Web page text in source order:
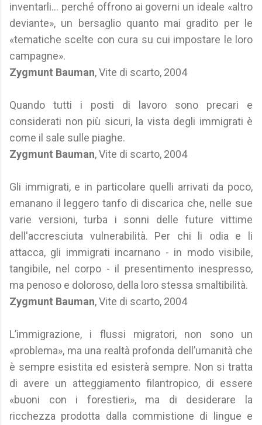
inventarli... perché offrono ai governi un ideale «altro
deviante», un bersaglio quanto mai gradito per le
«tematiche scelte con cura su cui impostare le loro
campagne».
Zygmunt Bauman, Vite di scarto, 2004
Quando tutti i posti di lavoro sono precari e
considerati non più sicuri, la vista degli immigrati è
come il sale sulle piaghe.
Zygmunt Bauman, Vite di scarto, 2004
Gli immigrati, e in particolare quelli arrivati da poco,
emanano il leggero tanfo di discarica che, nelle sue
varie versioni, turba i sonni delle future vittime
dell'accresciuta vulnerabilità. Per chi li odia e li
attacca, gli immigrati incarnano - in modo visibile,
tangibile, nel corpo - il presentimento inespresso,
ma penoso e doloroso, della loro stessa smaltibilità.
Zygmunt Bauman, Vite di scarto, 2004
L’immigrazione, i flussi migratori, non sono un
«problema», ma una realtà profonda dell’umanità che
è sempre esistita ed esisterà sempre. Non si tratta
di avere un atteggiamento filantropico, di essere
«buoni con i forestieri», ma di desiderare la
ricchezza prodotta dalla commistione di lingue e